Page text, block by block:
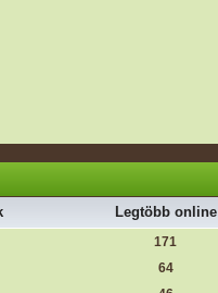
Legtöbb online
171
64